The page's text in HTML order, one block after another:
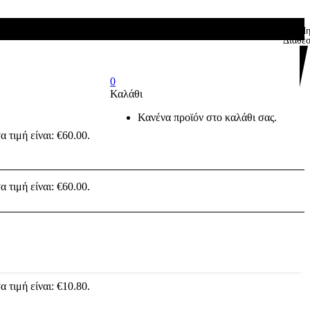
0
Καλάθι
Κανένα προϊόν στο καλάθι σας.
τιμή είναι: €60.00.
45 gr – (ακρυλική σκόνη χτισίματος) 141245
τιμή είναι: €10.80.
τιμή είναι: €60.00.
Μη